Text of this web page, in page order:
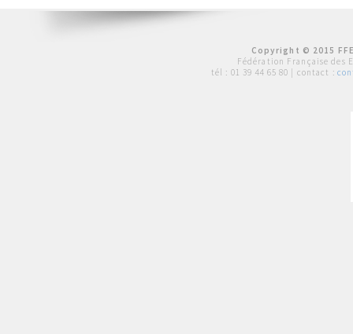
Copyright © 2015
Fédération Française des
tél : 01 39 44 65 80 | contact :